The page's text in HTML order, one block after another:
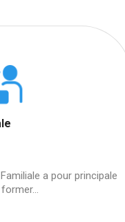
a pour principale